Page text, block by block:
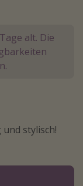
alt. Die
stylisch!